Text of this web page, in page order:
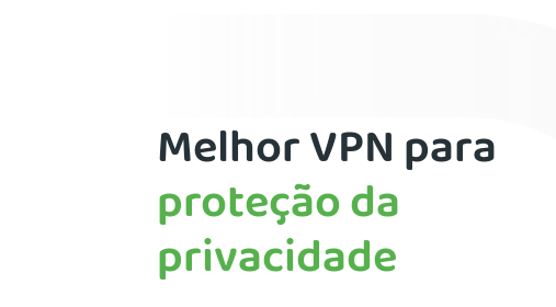
Melhor VPN para
proteção da
privacidade